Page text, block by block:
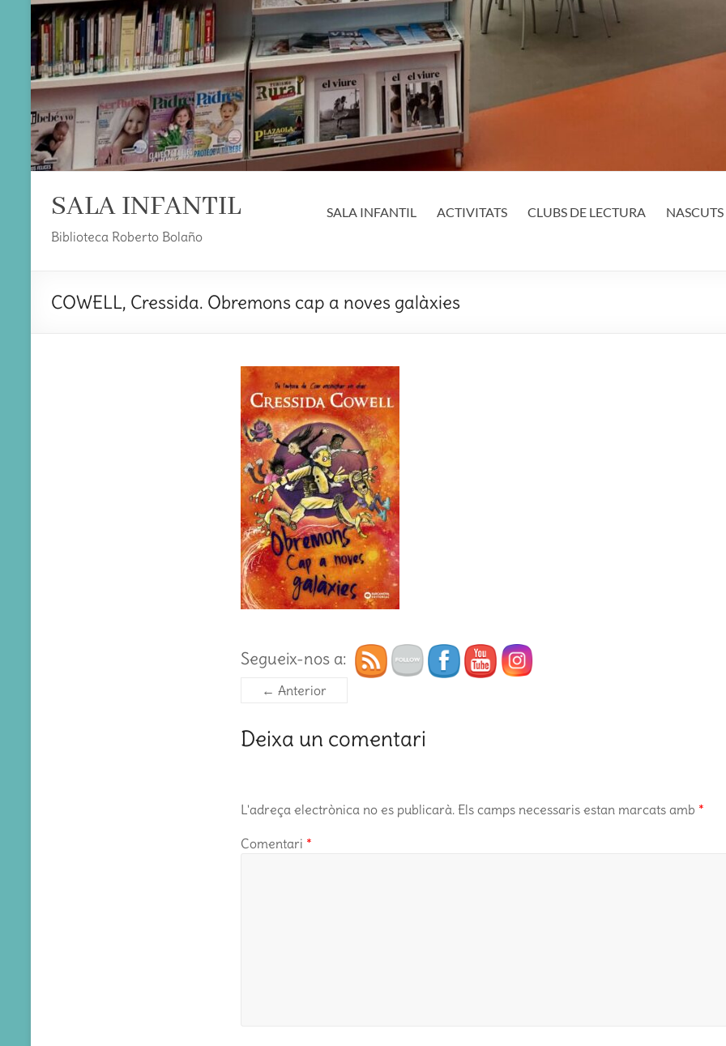
SALA INFANTIL
Biblioteca Roberto Bolaño
SALA INFANTIL ACTIVITATS CLUBS DE LECTURA NASCUTS
COWELL, Cressida. Obremons cap a noves galàxies
Segueix-nos a:
← Anterior
Deixa un comentari
L'adreça electrònica no es publicarà. Els camps necessaris estan marcats amb *
Comentari *